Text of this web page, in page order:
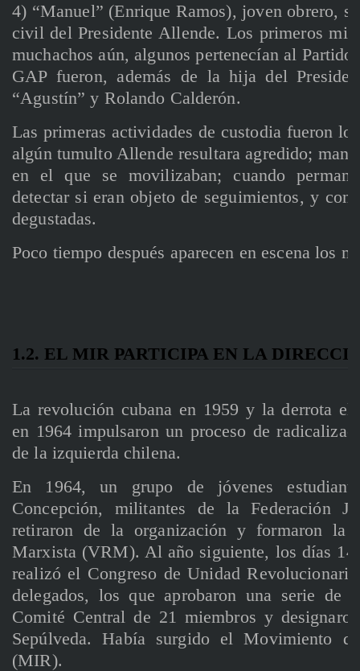
4) “Manuel” (Enrique Ramos), joven obrero,
civil del Presidente Allende. Los primeros
muchachos aún, algunos pertenecían al
GAP fueron, además de la hija del
“Agustín” y Rolando Calderón.
Las primeras actividades de custodia fueron
algún tumulto Allende resultara agredido;
en el que se movilizaban; cuando
detectar si eran objeto de seguimientos, y
degustadas.
Poco tiempo después aparecen en escena los
1.2. EL MIR PARTICIPA EN LA
La revolución cubana en 1959 y la derrota
en 1964 impulsaron un proceso de
de la izquierda chilena.
En 1964, un grupo de jóvenes
Concepción, militantes de la Federación
retiraron de la organización y formaron la
Marxista (VRM). Al año siguiente, los días 14
realizó el Congreso de Unidad
delegados, los que aprobaron una serie de
Comité Central de 21 miembros y
Sepúlveda. Había surgido el Movimiento
(MIR).